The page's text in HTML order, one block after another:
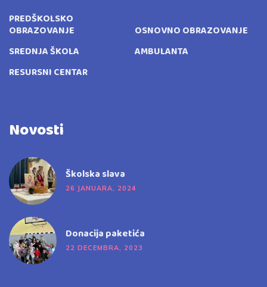
PREDŠKOLSKO
OBRAZOVANJE
OSNOVNO OBRAZOVANJE
SREDNJA ŠKOLA
AMBULANTA
RESURSNI CENTAR
Novosti
Školska slava
26 JANUARA, 2024
Donacija paketića
22 DECEMBRA, 2023